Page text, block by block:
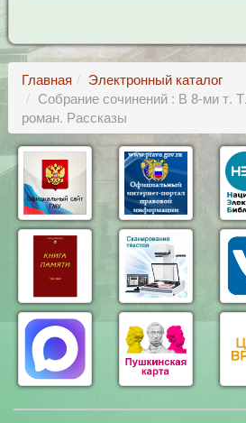
Главная
Электронный каталог
Собрание сочинений : В 8-ми т.
роман. Рассказы